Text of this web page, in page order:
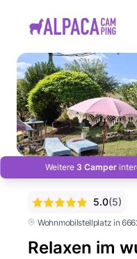
Weitere 3 Camper
Wohnmobilstellplatz in
Relaxen im
5.0(5)